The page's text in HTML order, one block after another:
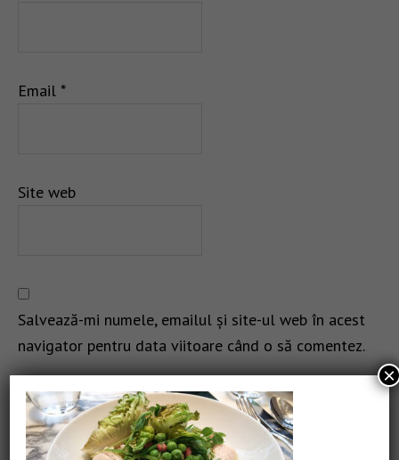
Email *
Site web
Salvează-mi numele, emailul și site-ul web în acest
navigator pentru data viitoare când o să comentez.
×